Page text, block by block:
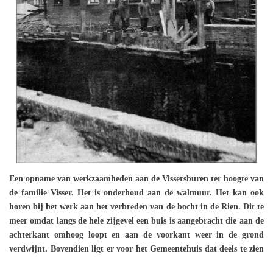
Een opname van werkzaamheden aan de Vissersburen ter hoogte van
de familie Visser. Het is onderhoud aan de walmuur. Het kan ook
horen bij het werk aan het verbreden van de bocht in de Rien. Dit te
meer omdat langs de hele zijgevel een buis is aangebracht die aan de
achterkant omhoog loopt en aan de voorkant weer in de grond
verdwijnt. Bovendien ligt er voor het Gemeentehuis dat deels te zien